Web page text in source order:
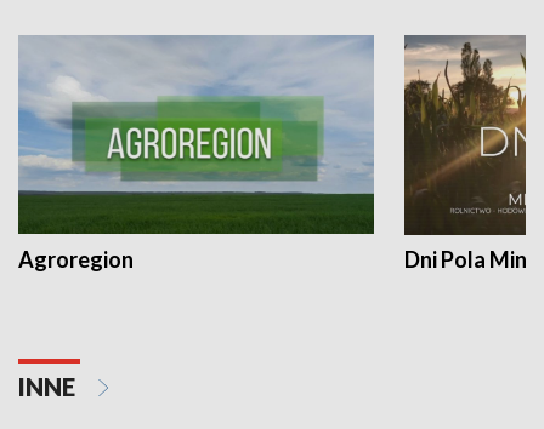
Agroregion Dni Pola
INNE